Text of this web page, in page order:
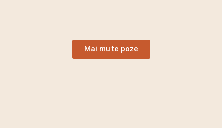
Mai multe poze